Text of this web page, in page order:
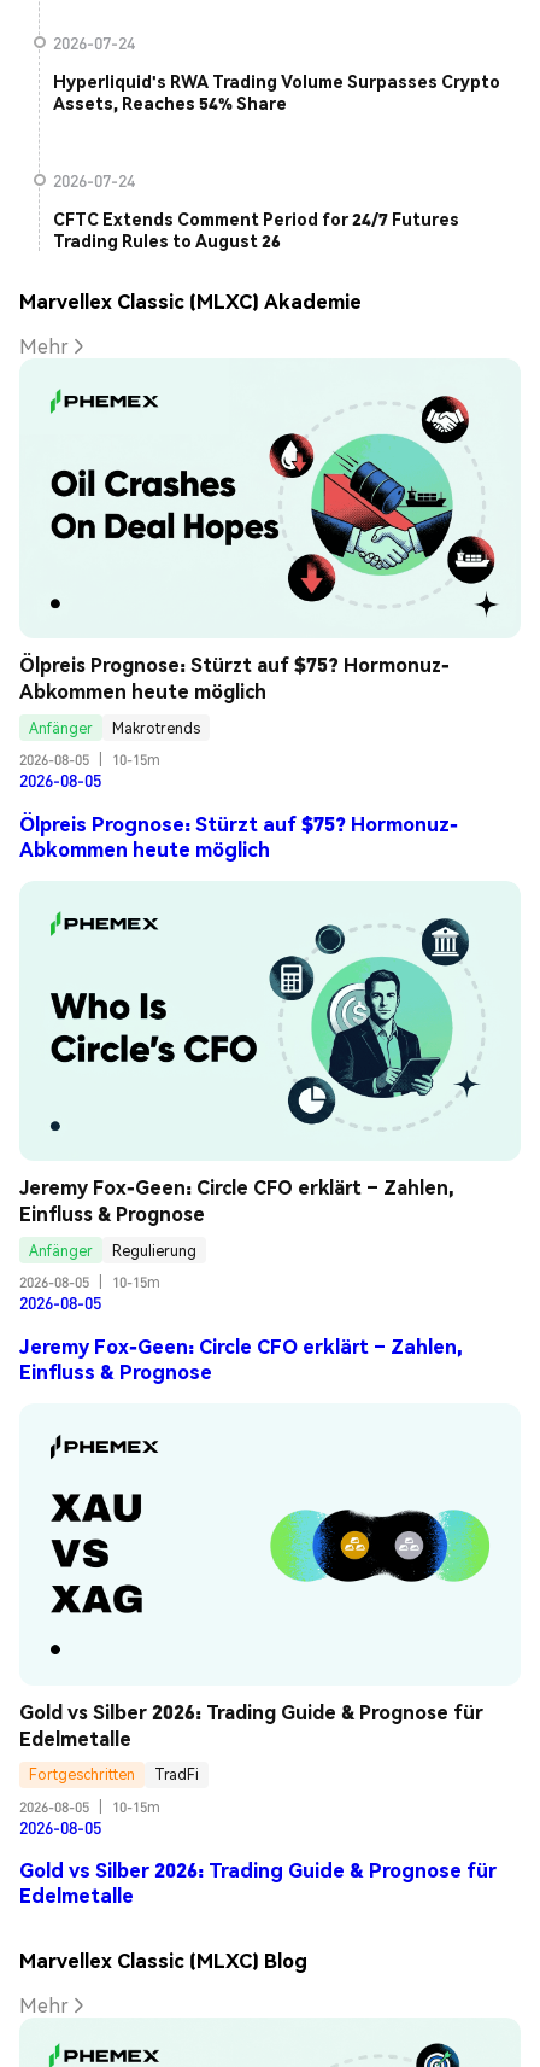
2026-07-24
Hyperliquid's RWA Trading Volume Surpasses Crypto
Assets, Reaches 54% Share
2026-07-24
CFTC Extends Comment Period for 24/7 Futures
Trading Rules to August 26
Marvellex Classic (MLXC) Akademie
Mehr
Ölpreis Prognose: Stürzt auf $75? Hormonuz-
Abkommen heute möglich
Anfänger
Makrotrends
2026-08-05
10-15m
2026-08-05
Ölpreis Prognose: Stürzt auf $75? Hormonuz-
Abkommen heute möglich
Jeremy Fox-Geen: Circle CFO erklärt – Zahlen,
Einfluss & Prognose
Anfänger
Regulierung
2026-08-05
10-15m
2026-08-05
Jeremy Fox-Geen: Circle CFO erklärt – Zahlen,
Einfluss & Prognose
Gold vs Silber 2026: Trading Guide & Prognose für
Edelmetalle
Fortgeschritten
TradFi
2026-08-05
10-15m
2026-08-05
Gold vs Silber 2026: Trading Guide & Prognose für
Edelmetalle
Marvellex Classic (MLXC) Blog
Mehr